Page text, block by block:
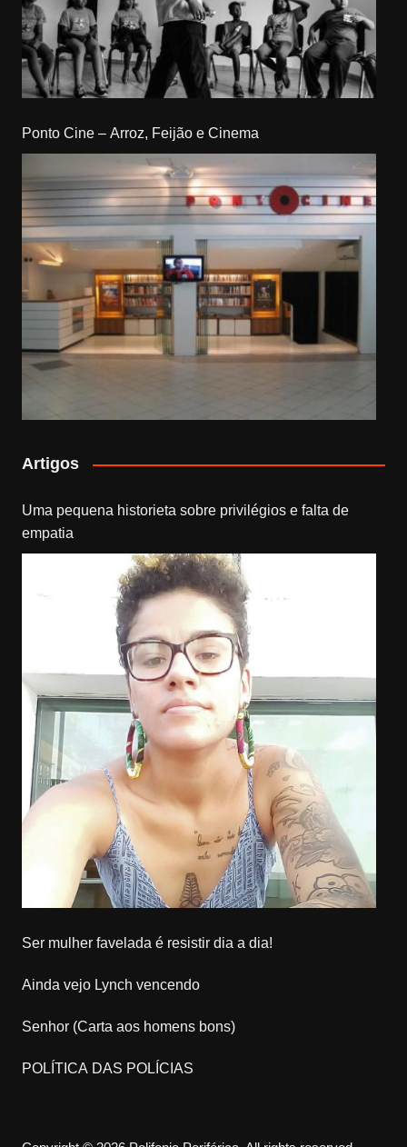
Ponto Cine – Arroz, Feijão e Cinema
Artigos
Uma pequena historieta sobre privilégios e falta de
empatia
Ser mulher favelada é resistir dia a dia!
Ainda vejo Lynch vencendo
Senhor (Carta aos homens bons)
POLÍTICA DAS POLÍCIAS